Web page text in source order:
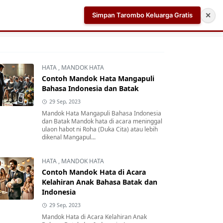
Aplikasi AI Teleprompter dan Pembuat Skrip Video
HATA , MANDOK HATA
Contoh Mandok Hata Mangapuli
Bahasa Indonesia dan Batak
29 Sep, 2023
Mandok Hata Mangapuli Bahasa Indonesia
dan Batak Mandok hata di acara meninggal
ulaon habot ni Roha (Duka Cita) atau lebih
dikenal Mangapul...
HATA , MANDOK HATA
Contoh Mandok Hata di Acara
Kelahiran Anak Bahasa Batak dan
Indonesia
29 Sep, 2023
Mandok Hata di Acara Kelahiran Anak
Simpan Tarombo Keluarga Gratis ✕